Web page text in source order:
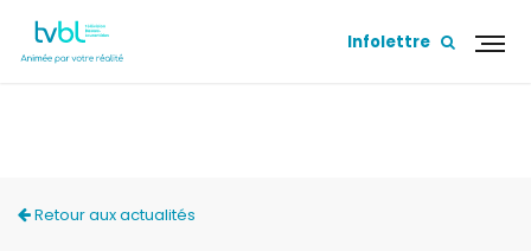
Infolettre
Retour aux actualités